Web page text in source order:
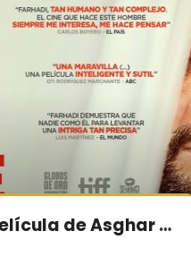
La nueva película de Asghar Farhadi «Un héroe» 4 de marzo en cines